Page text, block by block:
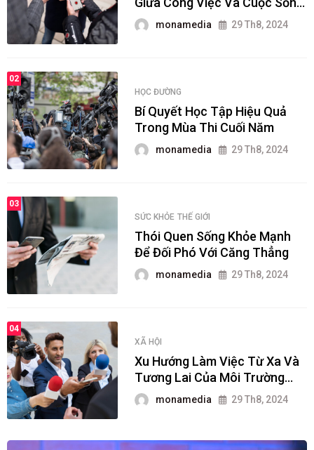
Cá Nhân?
monamedia 29 Th8, 2024
02
HỌC ĐƯỜNG
Bí Quyết Học Tập Hiệu Quả
Trong Mùa Thi Cuối Năm
monamedia 29 Th8, 2024
03
SỨC KHỎE THẾ GIỚI
Thói Quen Sống Khỏe Mạnh
Để Đối Phó Với Căng Thẳng
monamedia 29 Th8, 2024
04
XÃ HỘI
Xu Hướng Làm Việc Từ Xa Và
Tương Lai Của Môi Trường
Công Sởmonamedia 29 Th8, 2024